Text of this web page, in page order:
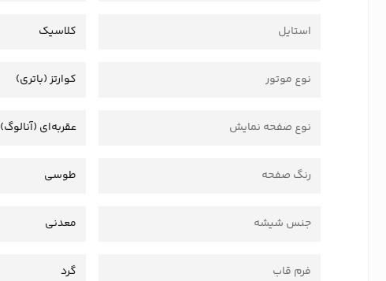
استایل کلاسیک
نوع موتور کوارتز (باتری)
نوع صفحه نمایش عقربه‌ای (آنالوگ)
رنگ صفحه طوسی
جنس شیشه معدنی
فرم قاب گرد